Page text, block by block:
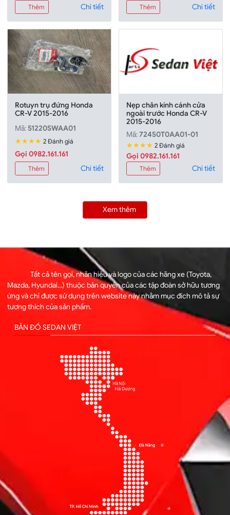
Thêm Chi tiết Thêm Chi tiết
Rotuyn trụ đứng Honda
CR-V 2015-2016
Mã: 51220SWAA01
★★★★ 2 Đánh giá
Gọi 0982.161.161
Thêm Chi tiết
Nẹp chân kính cánh cửa
ngoài trước Honda CR-V
2015-2016
Mã:72450T0AA01-01
★★★★ 2 Đánh giá
Gọi 0982.161.161
Thêm Chi tiết
Xem thêm
Tất cả tên gọi, nhãn hiệu và logo của các hãng xe (Toyota,
Mazda, Hyundai...) thuộc bản quyền của các tập đoàn sở hữu tương
ứng và chỉ được sử dụng trên website này nhằm mục đích mô tả sự
tương thích của sản phẩm.
BẢN ĐỒ SEDAN VIỆT